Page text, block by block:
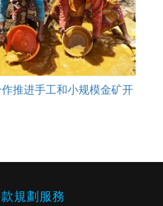
推进手工和小规模金矿开
規劃服務